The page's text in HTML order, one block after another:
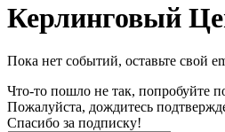
Керлинговый
Пока нет событий, оставьте свой
Что-то пошло не так, попробуйте
Пожалуйста, дождитесь
Спасибо за подписку!